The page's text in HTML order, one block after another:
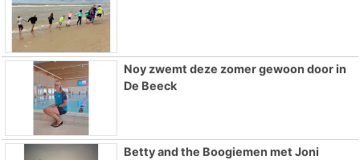
Noy zwemt deze zomer gewoon door in
De Beeck
Betty and the Boogiemen met Joni